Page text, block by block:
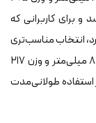
برای کاربرانی که
انتخاب مناسب‌تری
است. در مقابل، ردمی ۱۵ با ابعاد ۱۶۹.۵ × ۸۰.۵ × ۸.۴ میلی‌متر و وزن ۲۱۷
طولانی‌مدت